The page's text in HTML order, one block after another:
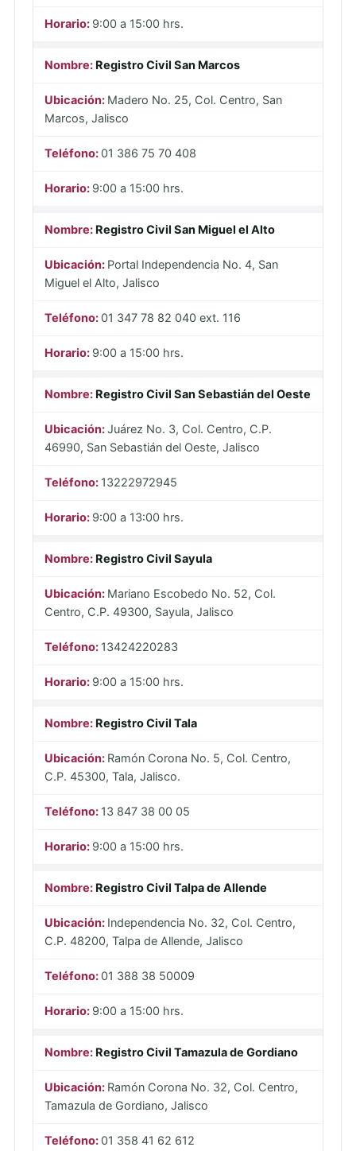
9:00 a 15:00 hrs.
Registro Civil San Marcos
Madero No. 25, Col. Centro, San
Marcos, Jalisco
01 386 75 70 408
9:00 a 15:00 hrs.
Registro Civil San Miguel el Alto
Portal Independencia No. 4, San
Miguel el Alto, Jalisco
01 347 78 82 040 ext. 116
9:00 a 15:00 hrs.
Registro Civil San Sebastián del Oeste
Juárez No. 3, Col. Centro, C.P.
46990, San Sebastián del Oeste, Jalisco
13222972945
9:00 a 13:00 hrs.
Registro Civil Sayula
Mariano Escobedo No. 52, Col.
Centro, C.P. 49300, Sayula, Jalisco
13424220283
9:00 a 15:00 hrs.
Registro Civil Tala
Ramón Corona No. 5, Col. Centro,
C.P. 45300, Tala, Jalisco.
13 847 38 00 05
9:00 a 15:00 hrs.
Registro Civil Talpa de Allende
Independencia No. 32, Col. Centro,
C.P. 48200, Talpa de Allende, Jalisco
01 388 38 50009
9:00 a 15:00 hrs.
Registro Civil Tamazula de Gordiano
Ramón Corona No. 32, Col. Centro,
Tamazula de Gordiano, Jalisco
01 358 41 62 612